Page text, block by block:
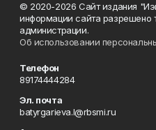
© 2020-2026 Сайт издания
информации сайта разрешено
администрации.
Об использовании
Телефон
89174444284
Эл. почта
batyrgarieva.l@rbsmi.ru